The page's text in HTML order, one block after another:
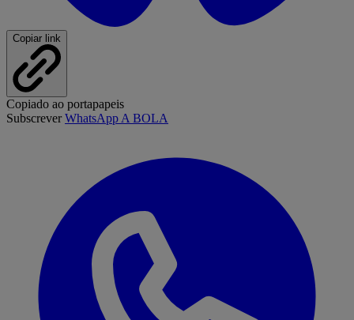
Copiar link
Copiado ao portapapeis
SubscreverWhatsApp A BOLA